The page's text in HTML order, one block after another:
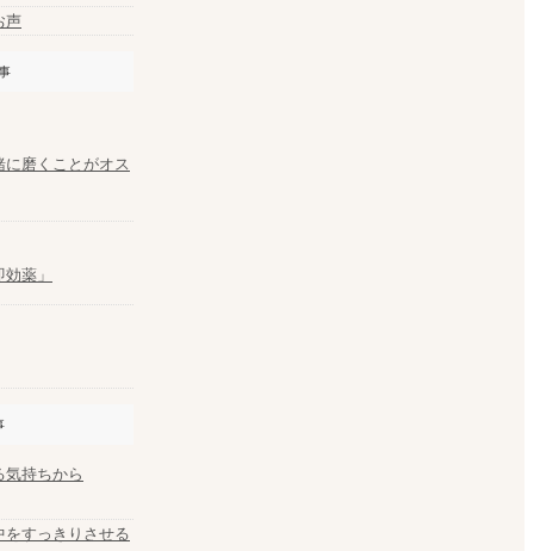
声
に磨くことがオス
薬」
気持ちから
すっきりさせる